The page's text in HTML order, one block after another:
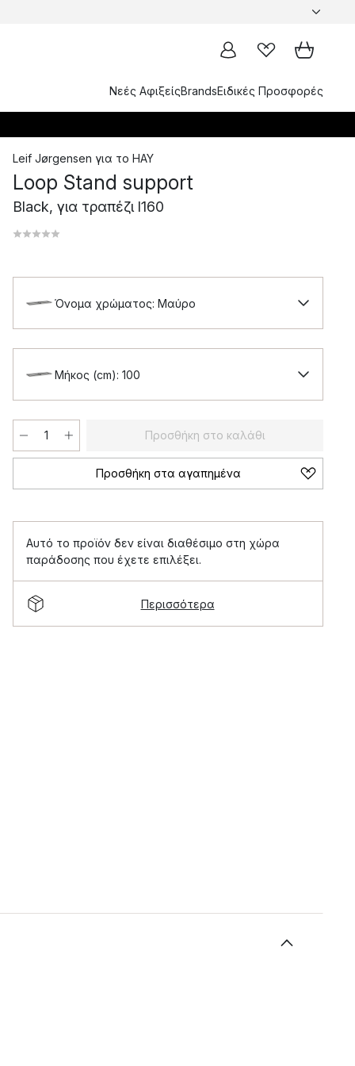
Νεές ΑφιξείςBrandsΕιδικές Προσφορές
Leif Jørgensen για το HAY
Loop Stand support
Black, για τραπέζι l160
Όνομα χρώματος: Μαύρο
Μήκος (cm): 100
Προσθήκη στο καλάθι
Προσθήκη στα αγαπημένα
Αυτό το προϊόν δεν είναι διαθέσιμο στη χώρα
παράδοσης που έχετε επιλέξει.
Περισσότερα